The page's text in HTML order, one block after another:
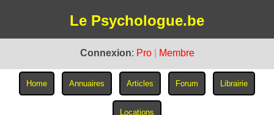
Le Psychologue.be
Connexion: Pro Membre